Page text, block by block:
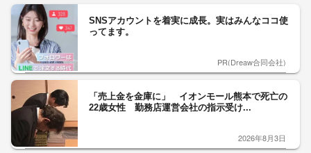
SNSアカウントを着実に成長。実はみんなココ使
ってます。
PR(Dreaw合同会社)
「売上金を金庫に」 イオンモール熊本で死亡の
22歳女性 勤務店運営会社の指示受け...
2026年8月3日